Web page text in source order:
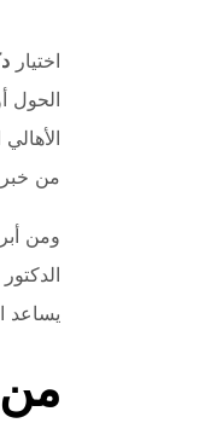
اختيار
الحول
من
ومن
يساعد